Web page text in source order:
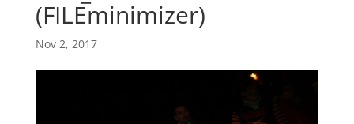
(FILEminimizer)
Nov 2, 2017